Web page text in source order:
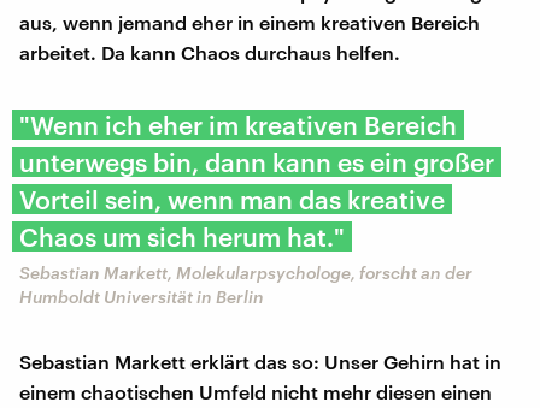
aus, wenn jemand eher in einem kreativen Bereich
arbeitet. Da kann Chaos durchaus helfen.
"Wenn ich eher im kreativen Bereich
unterwegs bin, dann kann es ein großer
Vorteil sein, wenn man das kreative
Chaos um sich herum hat."
Sebastian Markett, Molekularpsychologe, forscht an der
Humboldt Universität in Berlin
Sebastian Markett erklärt das so: Unser Gehirn hat in
einem chaotischen Umfeld nicht mehr diesen einen